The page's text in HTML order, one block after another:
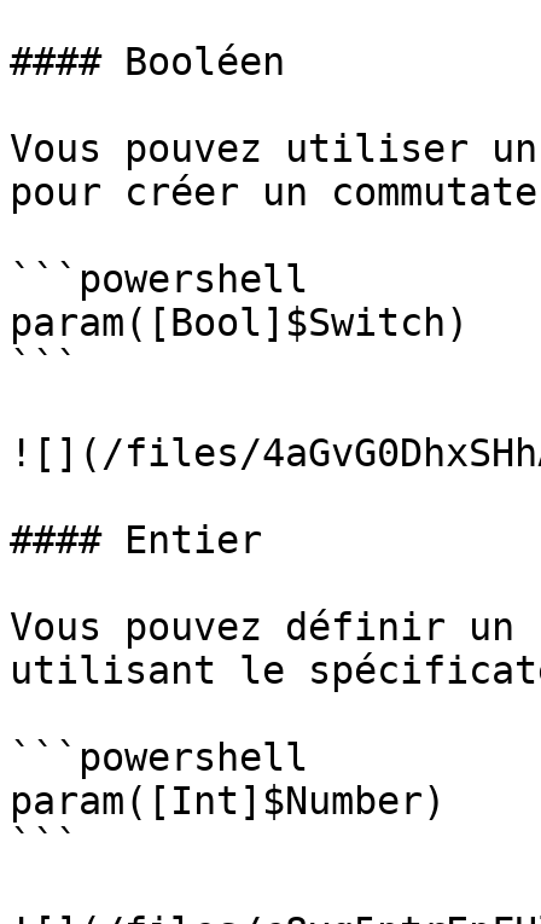
#### Booléen
Vous pouvez utiliser
pour créer un
```powershell
param([Bool]$Switch)
```
![](/files/
#### Entier
Vous pouvez définir un
utilisant le
```powershell
param([Int]$Number)
```